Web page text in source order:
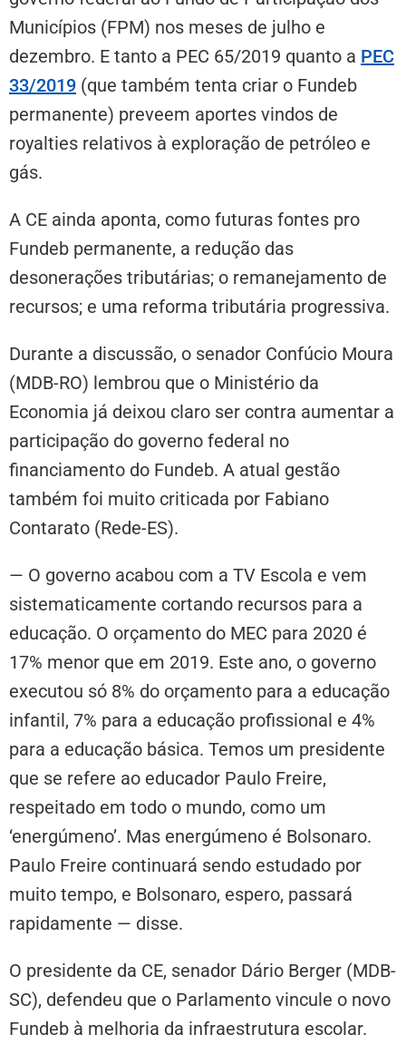
Municípios (FPM) nos meses de julho e
dezembro. E tanto a PEC 65/2019 quanto a PEC
33/2019 (que também tenta criar o Fundeb
permanente) preveem aportes vindos de
royalties relativos à exploração de petróleo e
gás.
A CE ainda aponta, como futuras fontes pro
Fundeb permanente, a redução das
desonerações tributárias; o remanejamento de
recursos; e uma reforma tributária progressiva.
Durante a discussão, o senador Confúcio Moura
(MDB-RO) lembrou que o Ministério da
Economia já deixou claro ser contra aumentar a
participação do governo federal no
financiamento do Fundeb. A atual gestão
também foi muito criticada por Fabiano
Contarato (Rede-ES).
— O governo acabou com a TV Escola e vem
sistematicamente cortando recursos para a
educação. O orçamento do MEC para 2020 é
17% menor que em 2019. Este ano, o governo
executou só 8% do orçamento para a educação
infantil, 7% para a educação profissional e 4%
para a educação básica. Temos um presidente
que se refere ao educador Paulo Freire,
respeitado em todo o mundo, como um
‘energúmeno’. Mas energúmeno é Bolsonaro.
Paulo Freire continuará sendo estudado por
muito tempo, e Bolsonaro, espero, passará
rapidamente — disse.
O presidente da CE, senador Dário Berger (MDB-
SC), defendeu que o Parlamento vincule o novo
Fundeb à melhoria da infraestrutura escolar.